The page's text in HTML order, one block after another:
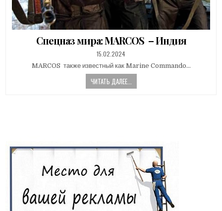
Спецназ мира: MARCOS – Индия
PUBLISHED
DATE:
15.02.2024
MARCOS также известный как Marine Commando…
ЧИТАТЬ ДАЛЕЕ...